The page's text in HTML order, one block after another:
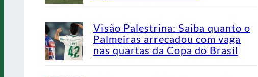
Visão Palestrina: Saiba quanto o
Palmeiras arrecadou com vaga
nas quartas da Copa do Brasil